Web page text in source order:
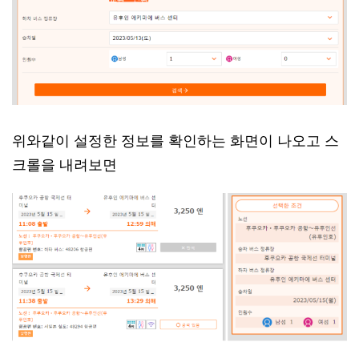
위와같이 설정한 정보를 확인하는 화면이 나오고 스
크롤을 내려보면